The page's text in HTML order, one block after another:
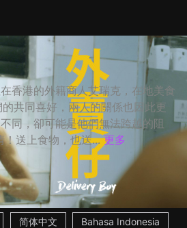
香港的外籍商人艾瑞克，在地美食
共同喜好，兩人的關係也因此更
同，卻可能是他們無法跨越的阻
送上食物，也送... 更多
简体中文 Bahasa Indonesia